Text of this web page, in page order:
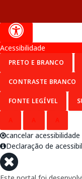
Acessibilidade
PRETO E BRANCO
CONTRASTE BRANCO
FONTE LEGÍVEL
cancelar acessibilidade
Declaração de